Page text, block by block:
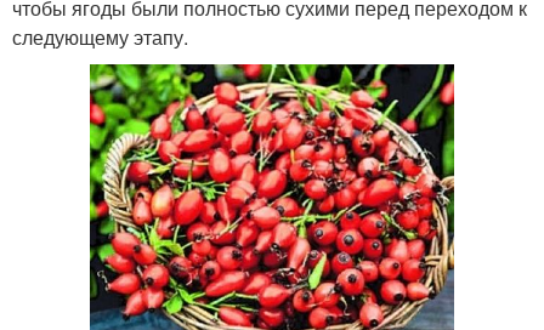
чтобы ягоды были полностью сухими перед переходом к
следующему этапу.